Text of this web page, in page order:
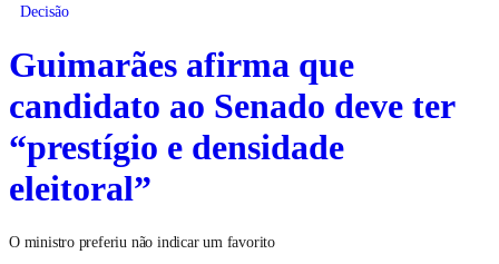
Decisão
Guimarães afirma que
candidato ao Senado deve ter
“prestígio e densidade
eleitoral”
O ministro preferiu não indicar um favorito